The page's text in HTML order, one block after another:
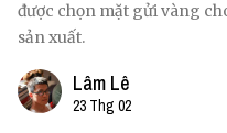
được chọn mặt gửi vàng
sản xuất.
Lâm Lê
23 Thg 02